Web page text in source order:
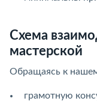
Схема
мастерской
Обращаясь к
грамотную